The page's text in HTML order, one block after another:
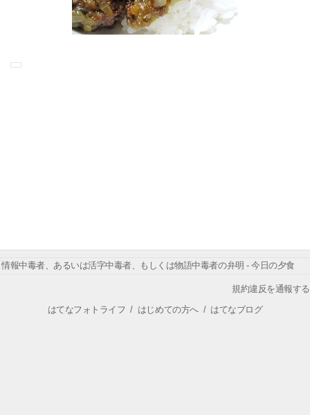
情報中毒者、あるいは活字中毒者、もしくは物語中毒者の弁明 - 今日の夕食
規約違反を通報する
はてなフォトライフ / はじめての方へ/ はてなブログ